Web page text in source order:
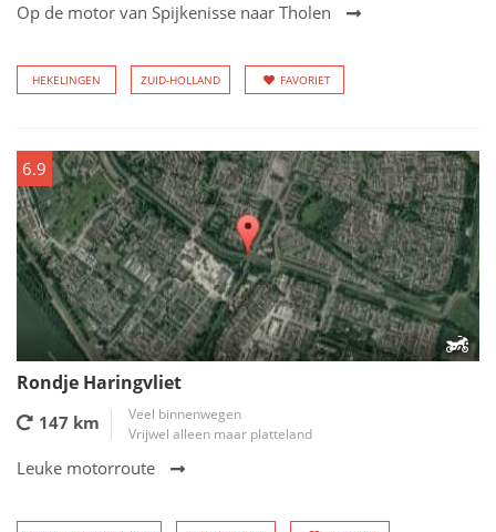
Op de motor van Spijkenisse naar Tholen
HEKELINGEN ZUID-HOLLAND FAVORIET
6.9
Rondje Haringvliet
147 km
Veel binnenwegen
Vrijwel alleen maar platteland
Leuke motorroute